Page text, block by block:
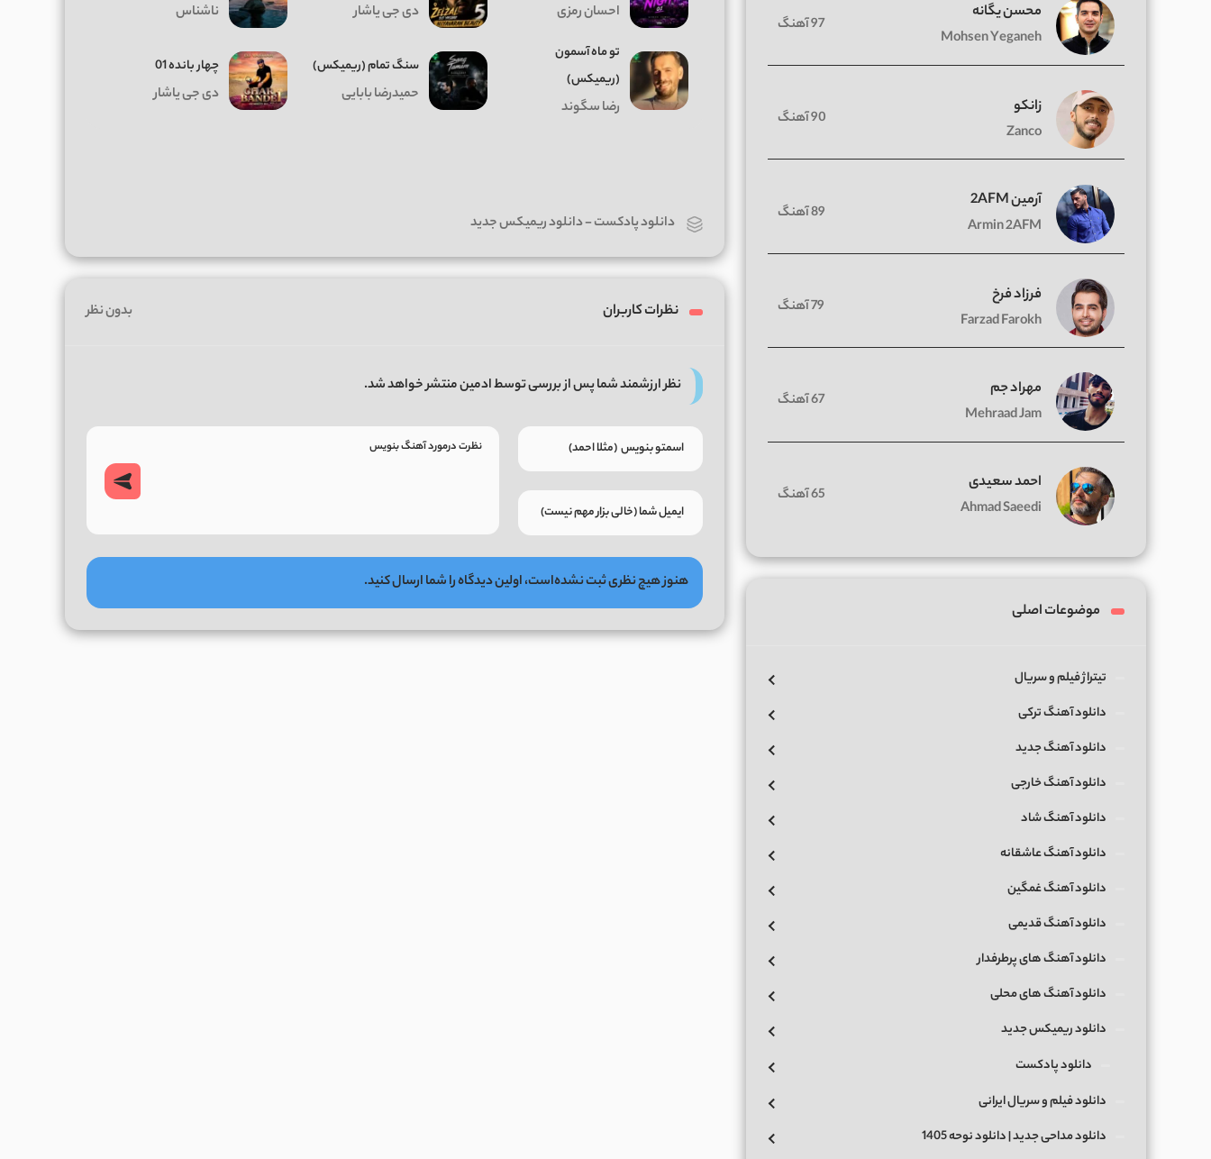
احسان رمزی دی جی یاشار ناشناس
تو ماه آسمون
(ریمیکس)
رضا سگوند
سنگ تمام (ریمیکس)
حمیدرضا بابایی
چهار بانده 01
دی جی یاشار
دانلود پادکست-دانلود ریمیکس جدید
نظرات کاربران بدون نظر
نظر ارزشمند شما پس از بررسی توسط ادمین منتشر خواهد شد.
هنوز هیچ نظری ثبت نشده‌است، اولین دیدگاه را شما ارسال کنید.
محسن یگانه
Mohsen Yeganeh
97 آهنگ
زانکو
Zanco
90 آهنگ
آرمین 2AFM
Armin 2AFM
89 آهنگ
فرزاد فرخ
Farzad Farokh
79 آهنگ
مهراد جم
Mehraad Jam
67 آهنگ
احمد سعیدی
Ahmad Saeedi
65 آهنگ
موضوعات اصلی
تیتراژ فیلم و سریال
دانلود آهنگ ترکی
دانلود آهنگ جدید
دانلود آهنگ خارجی
دانلود آهنگ شاد
دانلود آهنگ عاشقانه
دانلود آهنگ غمگین
دانلود آهنگ قدیمی
دانلود آهنگ های پرطرفدار
دانلود آهنگ های محلی
دانلود ریمیکس جدید
دانلود پادکست
دانلود فیلم و سریال ایرانی
دانلود مداحی جدید | دانلود نوحه 1405